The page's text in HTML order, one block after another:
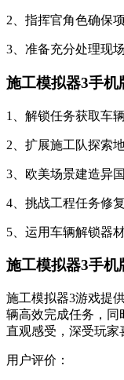
2、指挥官角色确保
3、准备充分处理现
施工模拟器3手机
1、解锁任务获取车
2、扩展施工队探索
3、欧美场景建造异
4、挑战工程任务修
5、运用车辆解锁器
施工模拟器3手机
施工模拟器3游戏提
辆高效完成任务，同
直观感受，深受玩家
用户评价：